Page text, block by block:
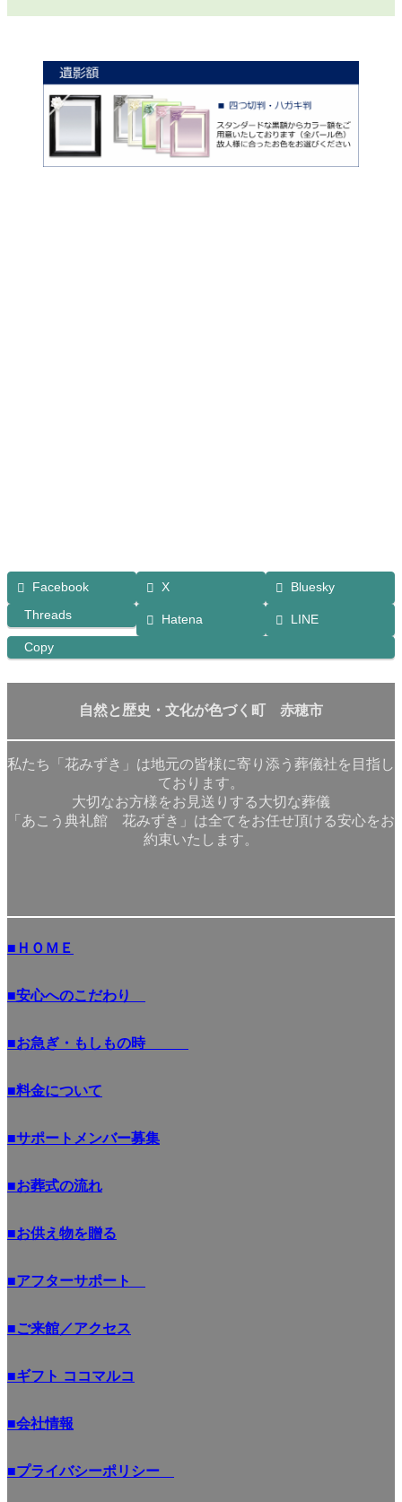
Facebook X
Bluesky
Threads
Hatena
LINE
Copy
自然と歴史・文化が色づく町 赤穂市
私たち「花みずき」は地元の皆様に寄り添う葬儀社を目指し
ております。
大切なお方様をお見送りする大切な葬儀
「あこう典礼館 花みずき」は全てをお任せ頂ける安心をお
約束いたします。
■ＨＯＭＥ
■安心へのこだわり
■お急ぎ・もしもの時
■料金について
■サポートメンバー募集
■お葬式の流れ
■お供え物を贈る
■アフターサポート
■ご来館／アクセス
■ギフト ココマルコ
■会社情報
■プライバシーポリシー